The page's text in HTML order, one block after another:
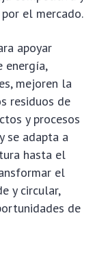
el mercado.
apoyar
energía,
mejoren la
residuos de
y procesos
se adapta a
hasta el
el
y circular,
de